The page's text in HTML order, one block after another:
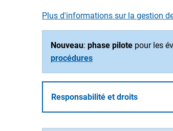
Plus d'informations sur la gestion
Nouveau: phase pilote pour les
procédures
Responsabilité et droits